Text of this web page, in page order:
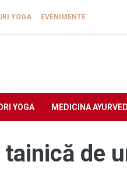
YOGA EVENIMENTE
YOGA MEDICINA
de